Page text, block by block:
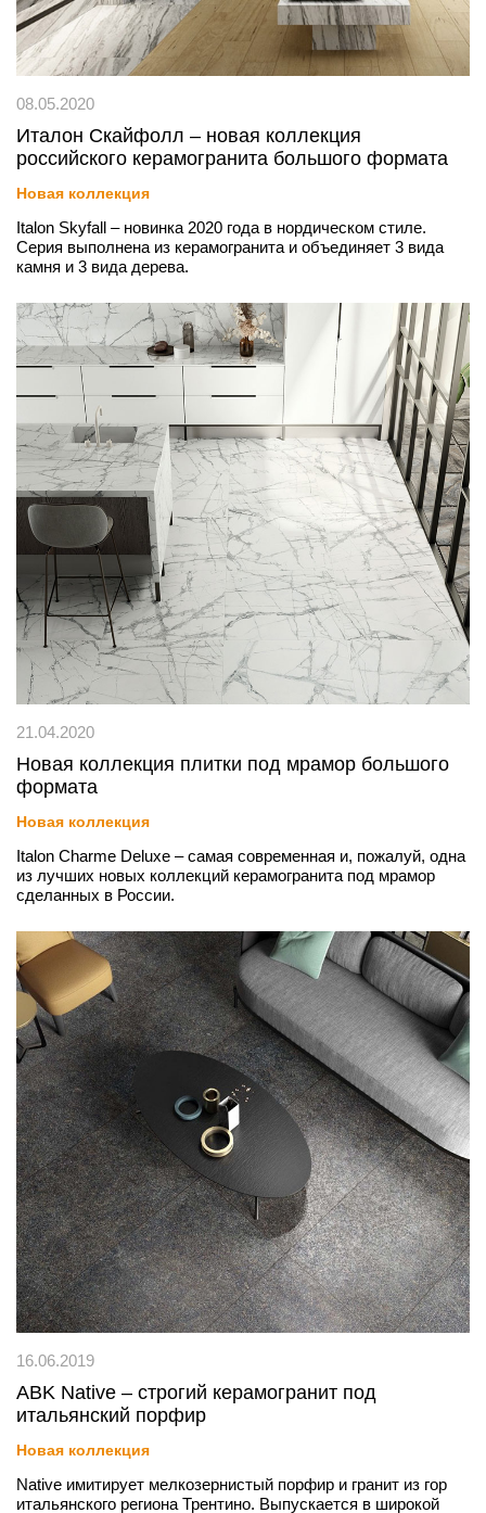
08.05.2020
Италон Скайфолл – новая коллекция
российского керамогранита большого формата
Новая коллекция
Italon Skyfall – новинка 2020 года в нордическом стиле.
Серия выполнена из керамогранита и объединяет 3 вида
камня и 3 вида дерева.
21.04.2020
Новая коллекция плитки под мрамор большого
формата
Новая коллекция
Italon Charme Deluxe – самая современная и, пожалуй, одна
из лучших новых коллекций керамогранита под мрамор
сделанных в России.
16.06.2019
ABK Native – строгий керамогранит под
итальянский порфир
Новая коллекция
Native имитирует мелкозернистый порфир и гранит из гор
итальянского региона Трентино. Выпускается в широкой